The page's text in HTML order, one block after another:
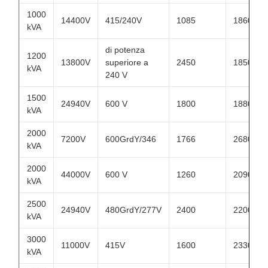
1000
kVA
14400V 415/240V 1085 1860
1200
kVA
13800V
di potenza
superiore a
240 V
2450 1850
1500
kVA
24940V 600 V 1800 1880
2000
kVA
7200V 600GrdY/346 1766 2680
2000
kVA
44000V 600 V 1260 2090
2500
kVA
24940V 480GrdY/277V 2400 2200
3000
kVA
11000V 415V 1600 2330